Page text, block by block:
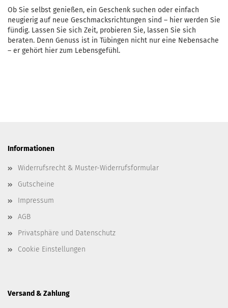
Ob Sie selbst genießen, ein Geschenk suchen oder einfach
neugierig auf neue Geschmacksrichtungen sind – hier werden Sie
fündig. Lassen Sie sich Zeit, probieren Sie, lassen Sie sich
beraten. Denn Genuss ist in Tübingen nicht nur eine Nebensache
– er gehört hier zum Lebensgefühl.
Informationen
Widerrufsrecht & Muster-Widerrufsformular
Gutscheine
Impressum
AGB
Privatsphäre und Datenschutz
Cookie Einstellungen
Versand & Zahlung